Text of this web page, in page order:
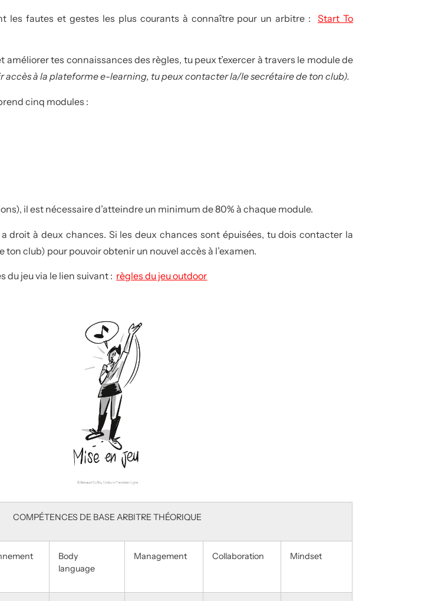
les fautes et gestes les plus courants à connaître pour un arbitre :Start To
améliorer tes connaissances des règles, tu peux t’exercer à travers le module de
accès à la plateforme e-learning, tu peux contacter la/le secrétaire de ton club).
cinq modules :
il est nécessaire d’atteindre un minimum de 80% à chaque module.
droit à deux chances. Si les deux chances sont épuisées, tu dois contacter la
club) pour pouvoir obtenir un nouvel accès à l’examen.
du jeu via le lien suivant : règles du jeu outdoor
COMPÉTENCES DE BASE ARBITRE THÉORIQUE
Body
language
Management Collaboration Mindset